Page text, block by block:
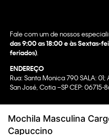
Mochila Masculina
Capuccino
Fale com um de nossos
das 9:00 as 18:00 e às Sextas-
feriados)
ENDEREÇO
Rua: Santa Monica 790 SALA: 01;
San José, Cotia –SP CEP: 06715-
WBR INDUSTRIA E COMERCIO